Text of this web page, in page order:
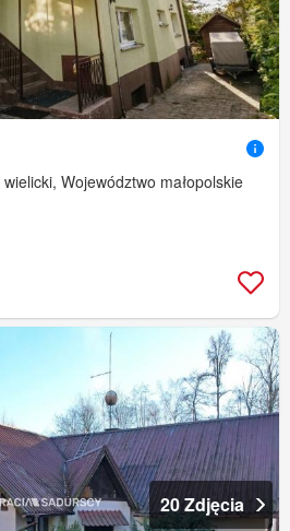
Województwo małopolskie
20 Zdjęcia